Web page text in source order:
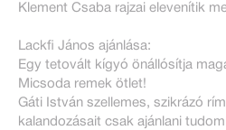
Klement Csaba rajzai elevenítik
Lackfi János ajánlása:
Egy tetovált kígyó önállósítja
Micsoda remek ötlet!
Gáti István szellemes, szikrázó
kalandozásait csak ajánlani